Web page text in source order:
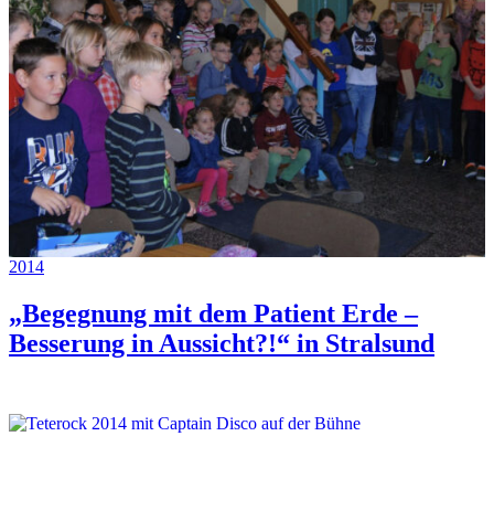
2014
„Begegnung mit dem Patient Erde –
Besserung in Aussicht?!“ in Stralsund